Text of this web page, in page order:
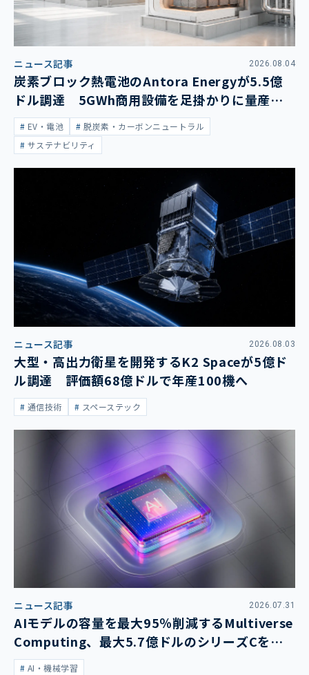
ニュース記事 2026.08.04
炭素ブロック熱電池のAntora Energyが5.5億
ドル調達 5GWh商用設備を足掛かりに量産拡
大EV・電池
脱炭素・カーボンニュートラル
サステナビリティ
ニュース記事 2026.08.03
大型・高出力衛星を開発するK2 Spaceが5億ド
ル調達 評価額68億ドルで年産100機へ
通信技術 スペーステック
ニュース記事 2026.07.31
AIモデルの容量を最大95％削減するMultiverse
Computing、最大5.7億ドルのシリーズCを発
表AI・機械学習